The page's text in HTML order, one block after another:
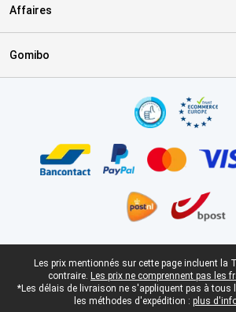
Affaires
Gomibo
Pied-de-page légal
Les prix mentionnés sur cette page incluent la
contraire. Les prix ne comprennent pas les
*Les délais de livraison ne s'appliquent pas à tous
les méthodes d'expédition : plus